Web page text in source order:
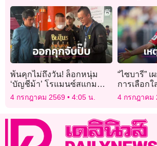
พ้นคุกไม่ถึงวัน! ล็อกหนุ่ม
‘บัญชีม้า’ โรแมนซ์สแกม
ลวงรักสาวใหญ่ตุ๋นเทรดหุ้น
4 กรกฎาคม 2569 4:05 น.
“ไซบารี”
การเลือกใ
“เสือใต้”
4 กรกฎาคม